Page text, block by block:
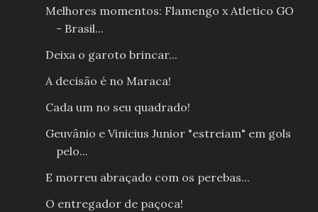
Melhores momentos: Flamengo x Atletico GO
- Brasil...
Deixa o garoto brincar...
A decisão é no Maraca!
Cada um no seu quadrado!
Geuvânio e Vinicius Junior "estreiam" em gols
pelo...
E morreu abraçado com os perebas...
O entregador de paçoca!